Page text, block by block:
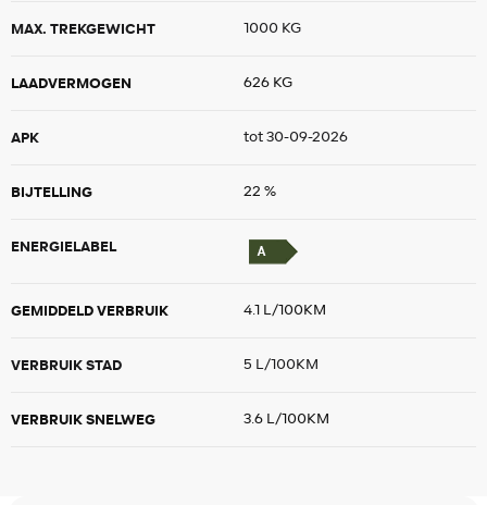
MAX. TREKGEWICHT 1000 KG
LAADVERMOGEN 626 KG
APK tot 30-09-2026
BIJTELLING 22 %
ENERGIELABEL
GEMIDDELD VERBRUIK 4.1 L/100KM
VERBRUIK STAD 5 L/100KM
VERBRUIK SNELWEG 3.6 L/100KM